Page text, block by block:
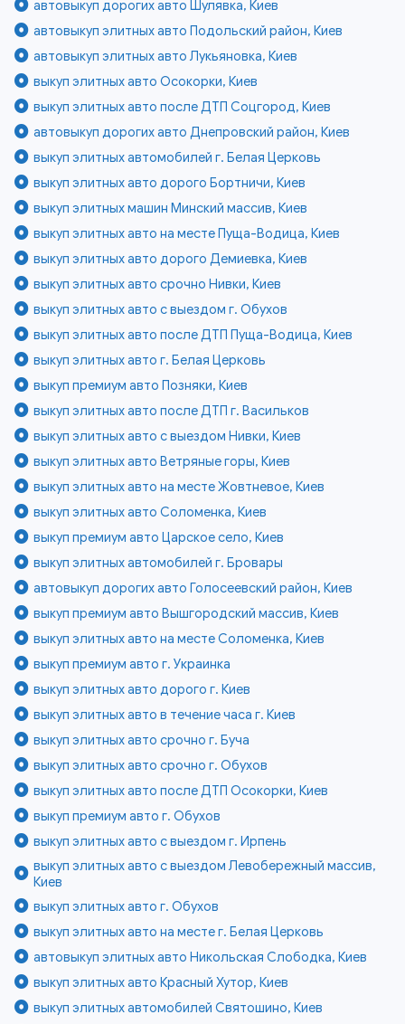
автовыкуп дорогих авто Шулявка, Киев
автовыкуп элитных авто Подольский район, Киев
автовыкуп элитных авто Лукьяновка, Киев
выкуп элитных авто Осокорки, Киев
выкуп элитных авто после ДТП Соцгород, Киев
автовыкуп дорогих авто Днепровский район, Киев
выкуп элитных автомобилей г. Белая Церковь
выкуп элитных авто дорого Бортничи, Киев
выкуп элитных машин Минский массив, Киев
выкуп элитных авто на месте Пуща-Водица, Киев
выкуп элитных авто дорого Демиевка, Киев
выкуп элитных авто срочно Нивки, Киев
выкуп элитных авто с выездом г. Обухов
выкуп элитных авто после ДТП Пуща-Водица, Киев
выкуп элитных авто г. Белая Церковь
выкуп премиум авто Позняки, Киев
выкуп элитных авто после ДТП г. Васильков
выкуп элитных авто с выездом Нивки, Киев
выкуп элитных авто Ветряные горы, Киев
выкуп элитных авто на месте Жовтневое, Киев
выкуп элитных авто Соломенка, Киев
выкуп премиум авто Царское село, Киев
выкуп элитных автомобилей г. Бровары
автовыкуп дорогих авто Голосеевский район, Киев
выкуп премиум авто Вышгородский массив, Киев
выкуп элитных авто на месте Соломенка, Киев
выкуп премиум авто г. Украинка
выкуп элитных авто дорого г. Киев
выкуп элитных авто в течение часа г. Киев
выкуп элитных авто срочно г. Буча
выкуп элитных авто срочно г. Обухов
выкуп элитных авто после ДТП Осокорки, Киев
выкуп премиум авто г. Обухов
выкуп элитных авто с выездом г. Ирпень
выкуп элитных авто с выездом Левобережный массив,
Киев
выкуп элитных авто г. Обухов
выкуп элитных авто на месте г. Белая Церковь
автовыкуп элитных авто Никольская Слободка, Киев
выкуп элитных авто Красный Хутор, Киев
выкуп элитных автомобилей Святошино, Киев